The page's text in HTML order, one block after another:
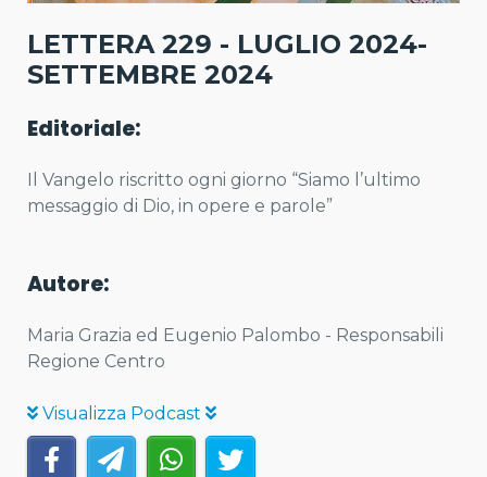
LETTERA 229 - LUGLIO 2024-
SETTEMBRE 2024
Editoriale:
Il Vangelo riscritto ogni giorno “Siamo l’ultimo
messaggio di Dio, in opere e parole”
Autore:
Maria Grazia ed Eugenio Palombo - Responsabili
Regione Centro
Visualizza Podcast